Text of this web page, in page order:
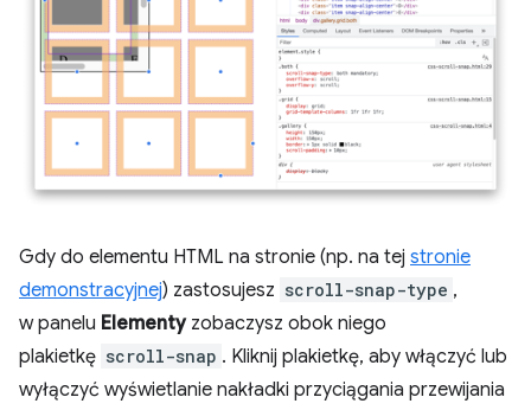
Gdy do elementu HTML na stronie (np. na tej stronie
demonstracyjnej) zastosujesz scroll-snap-type ,
w panelu Elementyzobaczysz obok niego
plakietkę scroll-snap . Kliknij plakietkę, aby włączyć lub
wyłączyć wyświetlanie nakładki przyciągania przewijania